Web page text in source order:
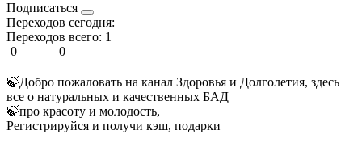
Подписаться
Переходов сегодня:
Переходов всего: 1
0
0
🍃Добро пожаловать на канал Здоровья и Долголетия, здесь
все о натуральных и качественных БАД
🍃про красоту и молодость,
Регистрируйся и получи кэш, подарки